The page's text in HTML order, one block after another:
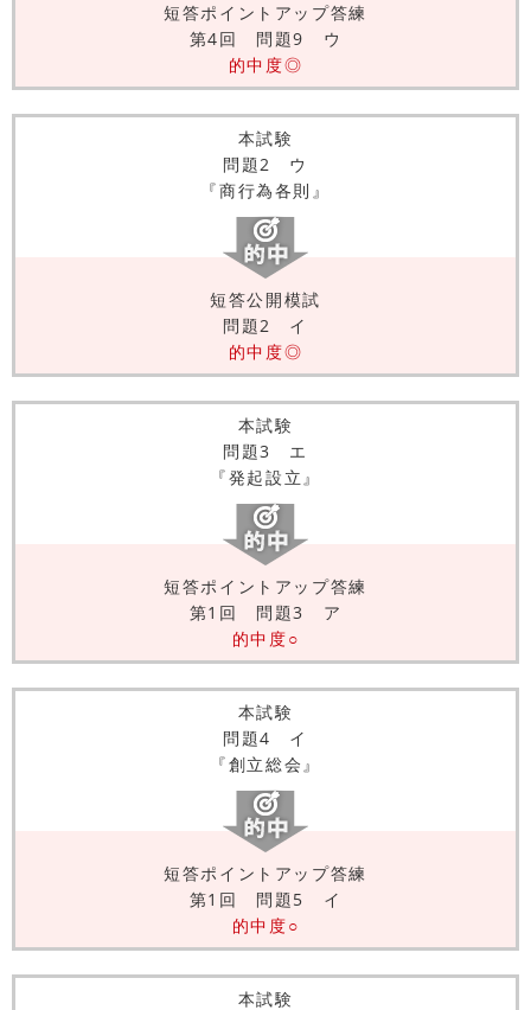
短答ポイントアップ答練
第4回 問題9 ウ
的中度◎
本試験
問題2 ウ
『商行為各則』
短答公開模試
問題2 イ
的中度◎
本試験
問題3 エ
『発起設立』
短答ポイントアップ答練
第1回 問題3 ア
的中度○
本試験
問題4 イ
『創立総会』
短答ポイントアップ答練
第1回 問題5 イ
的中度○
本試験